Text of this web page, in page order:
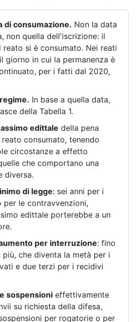
di consumazione. Non la data
non quella dell'iscrizione: il
si è consumato. Nei reati
giorno in cui la permanenza è
per i fatti dal 2020,
In base a quella data,
della Tabella 1.
edittale della pena
consumato, tenendo
circostanze a effetto
che comportano una
diversa.
di legge: sei anni per i
le contravvenzioni,
edittale porterebbe a un
per interruzione: fino
che diventa la metà per i
e due terzi per i recidivi
sospensioni effettivamente
su richiesta della difesa,
per rogatorie o per